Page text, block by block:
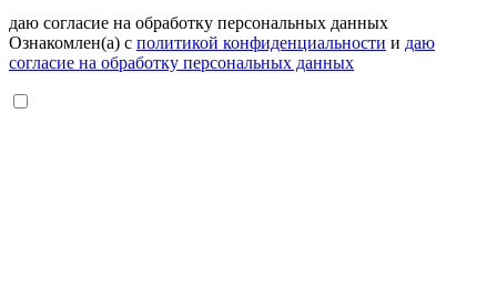
даю согласие на обработку персональных данных
Ознакомлен(а) с политикой конфиденциальности и даю
согласие на обработку персональных данных